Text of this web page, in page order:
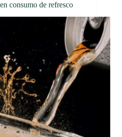
consumo de refresco